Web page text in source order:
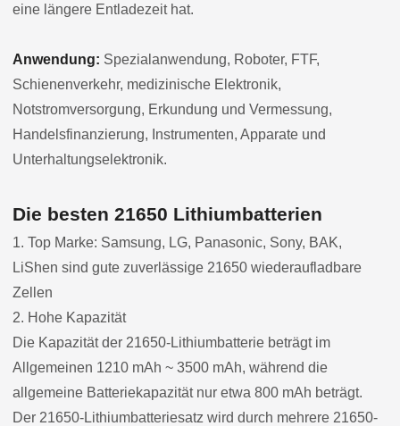
eine längere Entladezeit hat.
Anwendung: Spezialanwendung, Roboter, FTF,
Schienenverkehr, medizinische Elektronik,
Notstromversorgung, Erkundung und Vermessung,
Handelsfinanzierung, Instrumenten, Apparate und
Unterhaltungselektronik.
Die besten 21650 Lithiumbatterien
1. Top Marke: Samsung, LG, Panasonic, Sony, BAK,
LiShen sind gute zuverlässige 21650 wiederaufladbare
Zellen
2. Hohe Kapazität
Die Kapazität der 21650-Lithiumbatterie beträgt im
Allgemeinen 1210 mAh ~ 3500 mAh, während die
allgemeine Batteriekapazität nur etwa 800 mAh beträgt.
Der 21650-Lithiumbatteriesatz wird durch mehrere 21650-